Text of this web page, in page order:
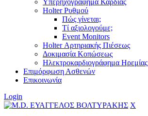
Υπερηχογράφημα Καρδιάς
Holter Ρυθμού
Πώς γίνεται;
Τί αξιολογούμε;
Event Monitors
Holter Αρτηριακής Πιέσεως
Δοκιμασία Κοπώσεως
Ηλεκτροκαρδιογράφημα Ηρεμίας
Επιμόρφωση Ασθενών
Επικοινωνία
Login
X